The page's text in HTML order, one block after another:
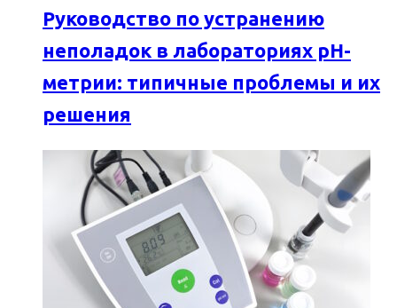
Руководство по устранению
неполадок в лабораториях pH-
метрии: типичные проблемы и их
решения